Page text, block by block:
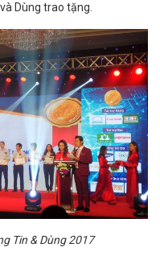
Dùng trao tặng.
Tin & Dùng 2017